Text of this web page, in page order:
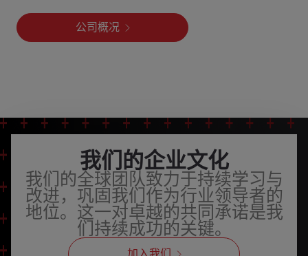
公司概况
我们的企业文化
我们的全球团队致力于持续学习与
改进，巩固我们作为行业领导者的
地位。这一对卓越的共同承诺是我
们持续成功的关键。